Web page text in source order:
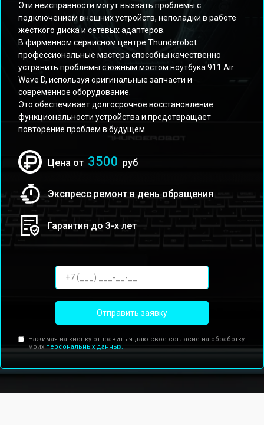
Эти неисправности могут вызвать проблемы с
подключением внешних устройств, неполадки в работе
жесткого диска и сетевых адаптеров.
В фирменном сервисном центре Thunderobot
профессиональные мастера способны качественно
устранить проблемы с южным мостом ноутбука 911 Air
Wave D, используя оригинальные запчасти и
современное оборудование.
Это обеспечивает долгосрочное восстановление
функциональности устройства и предотвращает
повторение проблем в будущем.
Цена от 3500 руб
Экспресс ремонт в день обращения
Гарантия до 3-х лет
Отправить заявку
Нажимая на кнопку отправить я даю свое согласие на обработку
моихперсональных данных.